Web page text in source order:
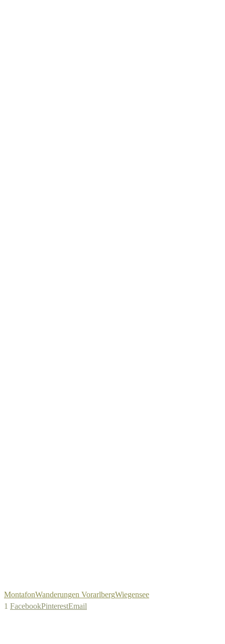
MontafonWanderungen VorarlbergWiegensee
1 FacebookPinterestEmail